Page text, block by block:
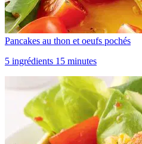
Pancakes au thon et oeufs pochés
5 ingrédients 15 minutes